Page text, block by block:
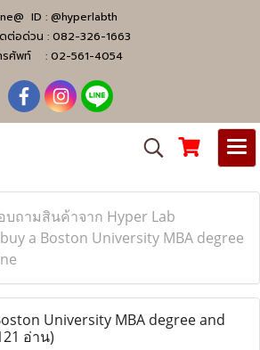
ID : @hyperlabth
ต่อด่วน : 082-326-1663
รศัพท์ : 02-561-4054
บถามสินค้าจาก Hyper Lab
a Boston University MBA degree
University MBA degree and
อ่าน)